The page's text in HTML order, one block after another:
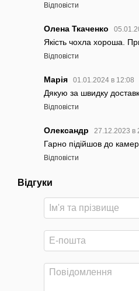
Відповісти
Олена Ткаченко
Якість чохла хороша.
Відповісти
Марія 01.01.2024 в 12:08
Дякую за швидку
Відповісти
Олександр 27.12.2023 в
Гарно підійшов до
Відповісти
Відгуки